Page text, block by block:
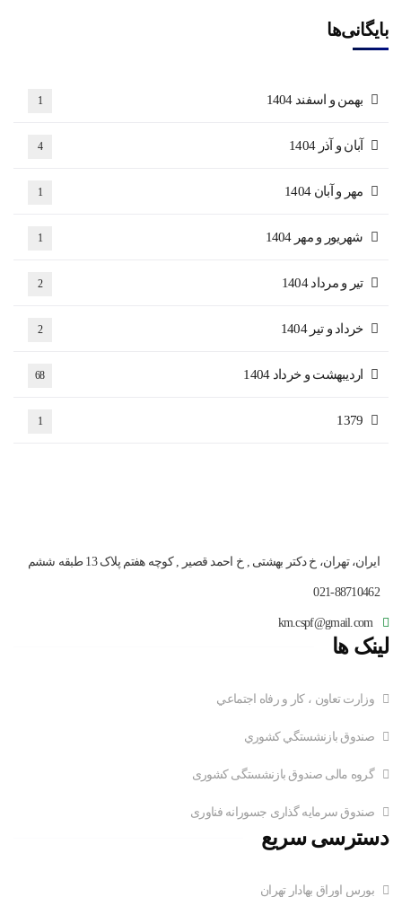
بایگانی‌ها
بهمن و اسفند 1404 1
آبان و آذر 1404 4
مهر و آبان 1404 1
شهریور و مهر 1404 1
تیر و مرداد 1404 2
خرداد و تیر 1404 2
اردیبهشت و خرداد 1404 68
1379
1
ایران، تهران، خ دکتر بهشتی , خ احمد قصیر , کوچه هفتم پلاک 13 طبقه ششم
021-88710462
km.cspf@gmail.com
لینک ها
وزارت تعاون ، کار و رفاه اجتماعي
صندوق بازنشستگي کشوري
گروه مالی صندوق بازنشستگی کشوری
صندوق سرمایه گذاری جسورانه فناوری
دسترسی سریع
بورس اوراق بهادار تهران